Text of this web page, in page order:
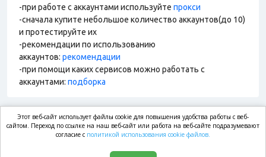
-при работе с аккаунтами используйте прокси
-сначала купите небольшое количество аккаунтов(до 10)
и протестируйте их
-рекомендации по использованию
аккаунтов: рекомендации
-при помощи каких сервисов можно работать с
аккаунтами: подборка
market.com
Этот веб-сайт использует файлы cookie для повышения удобства работы с веб-
сайтом. Переход по ссылке на наш веб-сайт или работа на веб-сайте подразумевают
согласие с политикой использования cookie файлов.